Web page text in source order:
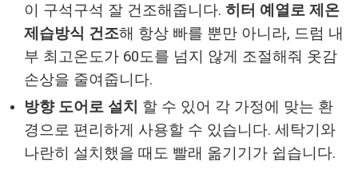
이 구석구석 잘 건조해줍니다. 히터 예열로 제온
제습방식 건조해 항상 빠를 뿐만 아니라, 드럼 내
부 최고온도가 60도를 넘지 않게 조절해줘 옷감
손상을 줄여줍니다.
방향 도어로 설치 할 수 있어 각 가정에 맞는 환
경으로 편리하게 사용할 수 있습니다. 세탁기와
나란히 설치했을 때도 빨래 옮기기가 쉽습니다.